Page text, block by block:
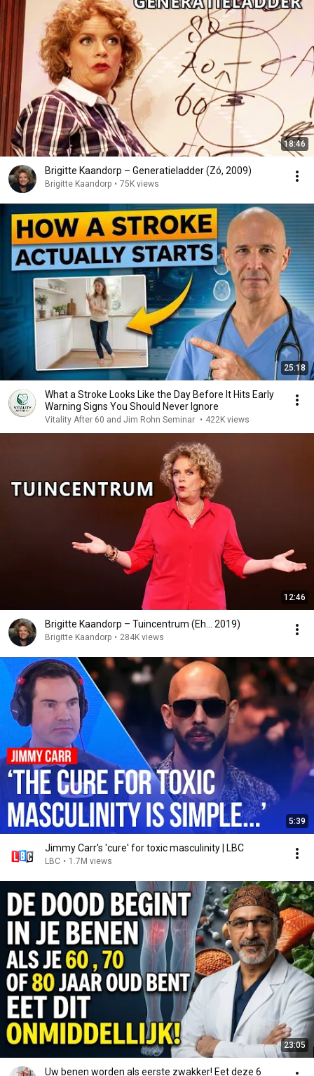
18:46
Brigitte Kaandorp – Generatieladder (Zó, 2009)
Brigitte Kaandorp • 75K views
25:18
What a Stroke Looks Like the Day Before It Hits Early
Warning Signs You Should Never Ignore
Vitality After 60 and Jim Rohn Seminar • 422K views
12:46
Brigitte Kaandorp – Tuincentrum (Eh... 2019)
Brigitte Kaandorp • 284K views
5:39
Jimmy Carr's 'cure' for toxic masculinity | LBC
LBC • 1.7M views
23:05
Uw benen worden als eerste zwakker! Eet deze 6